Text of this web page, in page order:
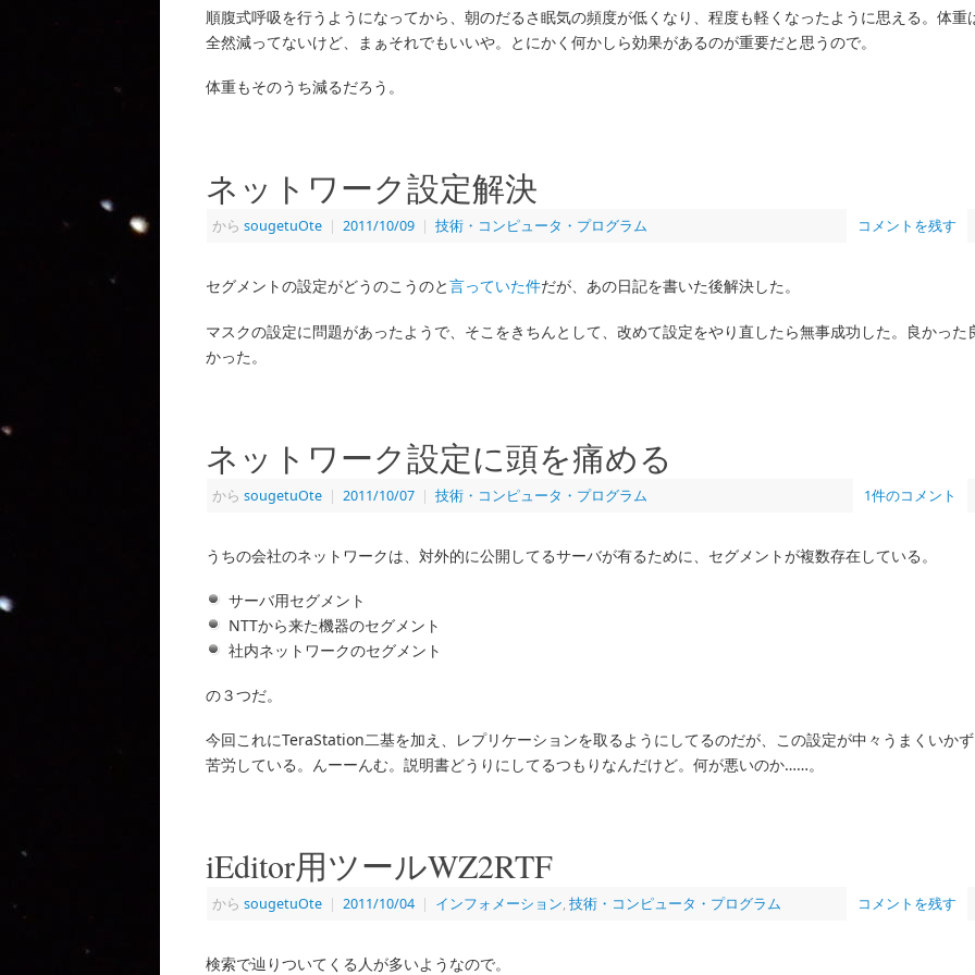
順腹式呼吸を行うようになってから、朝のだるさ眠気の頻度が低くなり、程度も軽くなったように思える。体重
全然減ってないけど、まぁそれでもいいや。とにかく何かしら効果があるのが重要だと思うので。
体重もそのうち減るだろう。
ネットワーク設定解決
から sougetuOte | 2011/10/09 | 技術・コンピュータ・プログラム コメントを残す
セグメントの設定がどうのこうのと言っていた件だが、あの日記を書いた後解決した。
マスクの設定に問題があったようで、そこをきちんとして、改めて設定をやり直したら無事成功した。良かった
かった。
ネットワーク設定に頭を痛める
から sougetuOte | 2011/10/07 | 技術・コンピュータ・プログラム 1件のコメント
うちの会社のネットワークは、対外的に公開してるサーバが有るために、セグメントが複数存在している。
サーバ用セグメント
NTTから来た機器のセグメント
社内ネットワークのセグメント
の３つだ。
今回これにTeraStation二基を加え、レプリケーションを取るようにしてるのだが、この設定が中々うまくいかず
苦労している。んーーんむ。説明書どうりにしてるつもりなんだけど。何が悪いのか……。
iEditor用ツールWZ2RTF
から sougetuOte | 2011/10/04 | インフォメーション, 技術・コンピュータ・プログラム コメントを残す
検索で辿りついてくる人が多いようなので。